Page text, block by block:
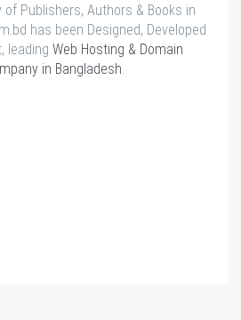
Publishers, Authors & Books in
has been Designed, Developed
leading Web Hosting & Domain
in Bangladesh.